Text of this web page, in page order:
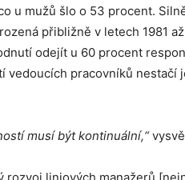
u mužů šlo o 53 procent.
přibližně v letech 1981
odejít u 60 procent
vedoucích pracovníků nestačí
musí být kontinuální,“